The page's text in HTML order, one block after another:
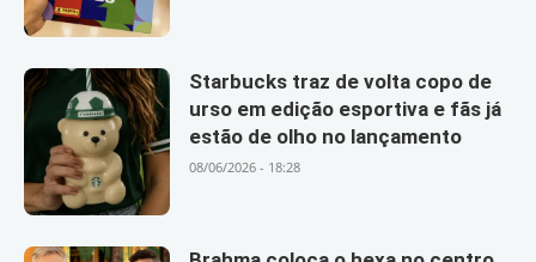
Starbucks traz de volta copo de
urso em edição esportiva e fãs já
estão de olho no lançamento
08/06/2026 - 18:28